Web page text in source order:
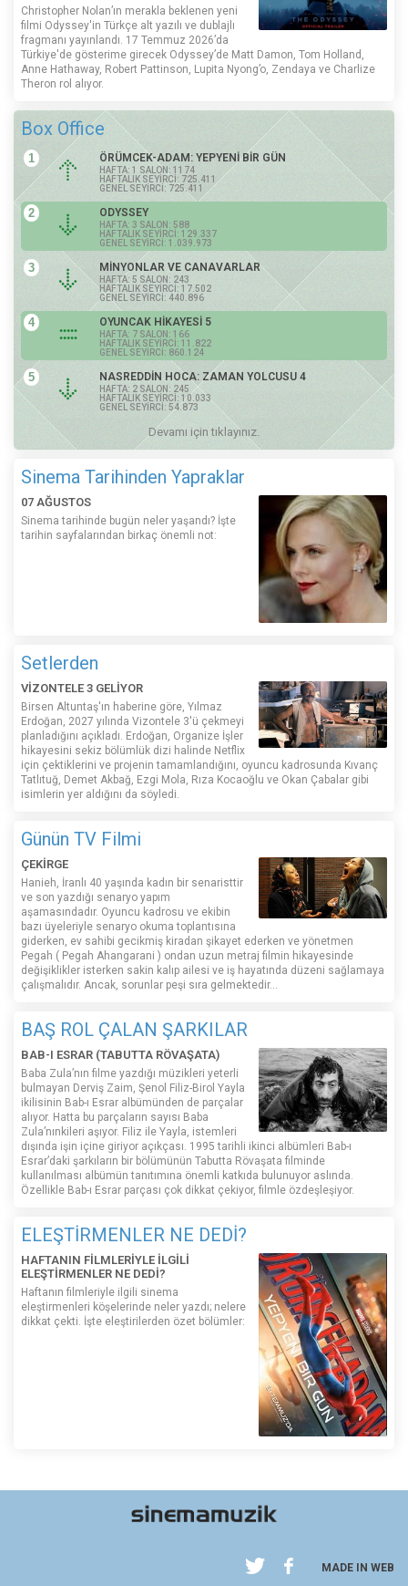
Christopher Nolan’ın merakla beklenen yeni
filmi Odyssey'in Türkçe alt yazılı ve dublajlı
fragmanı yayınlandı. 17 Temmuz 2026’da
Türkiye'de gösterime girecek Odyssey’de Matt Damon, Tom Holland,
Anne Hathaway, Robert Pattinson, Lupita Nyong’o, Zendaya ve Charlize
Theron rol alıyor.
Box Office
1 ÖRÜMCEK-ADAM: YEPYENİ BİR GÜN
HAFTA: 1 SALON: 1174
HAFTALIK SEYİRCİ: 725.411
GENEL SEYİRCİ: 725.411
2 ODYSSEY
HAFTA: 3 SALON: 588
HAFTALIK SEYİRCİ: 129.337
GENEL SEYİRCİ: 1.039.973
3 MİNYONLAR VE CANAVARLAR
HAFTA: 5 SALON: 243
HAFTALIK SEYİRCİ: 17.502
GENEL SEYİRCİ: 440.896
4 OYUNCAK HİKAYESİ 5
HAFTA: 7 SALON: 166
HAFTALIK SEYİRCİ: 11.822
GENEL SEYİRCİ: 860.124
5 NASREDDİN HOCA: ZAMAN YOLCUSU 4
HAFTA: 2 SALON: 245
HAFTALIK SEYİRCİ: 10.033
GENEL SEYİRCİ: 54.873
Devamı için tıklayınız.
Sinema Tarihinden Yapraklar
07 AĞUSTOS
Sinema tarihinde bugün neler yaşandı? İşte
tarihin sayfalarından birkaç önemli not:
Setlerden
VİZONTELE 3 GELİYOR
Birsen Altuntaş'ın haberine göre, Yılmaz
Erdoğan, 2027 yılında Vizontele 3'ü çekmeyi
planladığını açıkladı. Erdoğan, Organize İşler
hikayesini sekiz bölümlük dizi halinde Netflix
için çektiklerini ve projenin tamamlandığını, oyuncu kadrosunda Kıvanç
Tatlıtuğ, Demet Akbağ, Ezgi Mola, Rıza Kocaoğlu ve Okan Çabalar gibi
isimlerin yer aldığını da söyledi.
Günün TV Filmi
ÇEKİRGE
Hanieh, İranlı 40 yaşında kadın bir senaristtir
ve son yazdığı senaryo yapım
aşamasındadır. Oyuncu kadrosu ve ekibin
bazı üyeleriyle senaryo okuma toplantısına
giderken, ev sahibi gecikmiş kiradan şikayet ederken ve yönetmen
Pegah ( Pegah Ahangarani ) ondan uzun metraj filmin hikayesinde
değişiklikler isterken sakin kalıp ailesi ve iş hayatında düzeni sağlamaya
çalışmalıdır. Ancak, sorunlar peşi sıra gelmektedir...
BAŞ ROL ÇALAN ŞARKILAR
BAB-I ESRAR (TABUTTA RÖVAŞATA)
Baba Zula’nın filme yazdığı müzikleri yeterli
bulmayan Derviş Zaim, Şenol Filiz-Birol Yayla
ikilisinin Bab-ı Esrar albümünden de parçalar
alıyor. Hatta bu parçaların sayısı Baba
Zula’nınkileri aşıyor. Filiz ile Yayla, istemleri
dışında işin içine giriyor açıkçası. 1995 tarihli ikinci albümleri Bab-ı
Esrar’daki şarkıların bir bölümünün Tabutta Rövaşata filminde
kullanılması albümün tanıtımına önemli katkıda bulunuyor aslında.
Özellikle Bab-ı Esrar parçası çok dikkat çekiyor, filmle özdeşleşiyor.
ELEŞTİRMENLER NE DEDİ?
HAFTANIN FİLMLERİYLE İLGİLİ
ELEŞTİRMENLER NE DEDİ?
Haftanın filmleriyle ilgili sinema
eleştirmenleri köşelerinde neler yazdı; nelere
dikkat çekti. İşte eleştirilerden özet bölümler:
MADE IN WEB